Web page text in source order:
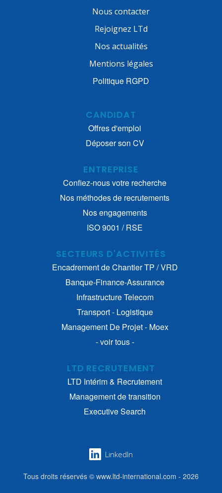
Nous contacter
Rejoignez LTd
Nos actualités
Mentions légales
Politique RGPD
CANDIDAT
Offres d'emploi
Déposer son CV
ENTREPRISE
Confiez-nous votre recherche
Nos méthodes de recrutements
Nos engagements
ISO 9001 / RSE
SECTEURS D'ACTIVITÉS
Encadrement de Chantier TP / VRD
Banque-Finance-Assurance
Infrastructure Telecom
Transport - Logistique
Management De Projet - Moex
- voir tous -
LTD RECRUTEMENT
LTD Intérim & Recrutement
Management de transition
Executive Search
LinkedIn
Tous droits réservés © www.ltd-international.com - 2026